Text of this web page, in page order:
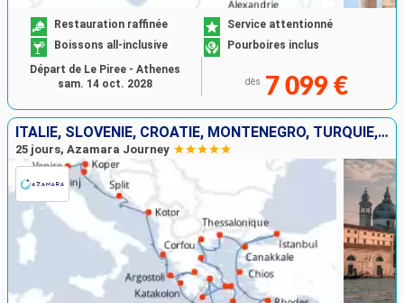
Restauration raffinée
Service attentionné
Boissons all-inclusive
Pourboires inclus
dès 7 099 €
Départ de Le Piree - Athenes
sam. 14 oct. 2028
ITALIE, SLOVÉNIE, CROATIE, MONTÉNÉGRO, TURQUIE, GRÈCE
25 jours, Azamara Journey